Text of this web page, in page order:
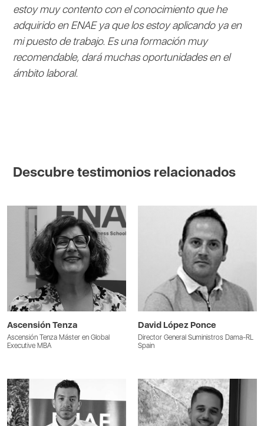
estoy muy contento con el conocimiento que he
adquirido en ENAE ya que los estoy aplicando ya en
mi puesto de trabajo. Es una formación muy
recomendable, dará muchas oportunidades en el
ámbito laboral.
Descubre testimonios relacionados
Ascensión Tenza
Ascensión Tenza Máster en Global
Executive MBA
David López Ponce
Director General Suministros Dama-RL
Spain